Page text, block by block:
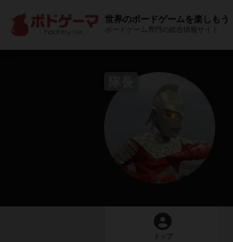
世界のボードゲームを楽しもう
ボードゲーム専門の総合情報サイト
トップ